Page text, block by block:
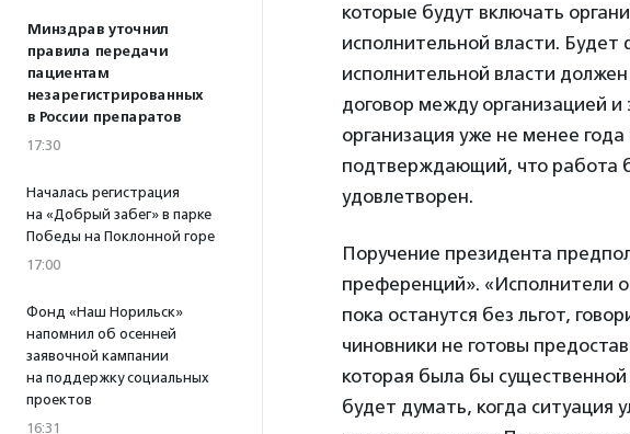
Минздрав уточнил
правила передачи
пациентам
незарегистрированных
в России препаратов
17:30
Началась регистрация
на «Добрый забег» в парке
Победы на Поклонной горе
17:00
Фонд «Наш Норильск»
напомнил об осенней
заявочной кампании
на поддержку социальных
проектов
16:31
которые будут включать
исполнительной власти.
исполнительной власти
договор между организацией
организация уже не менее
подтверждающий, что работа
удовлетворен.
Поручение президента
преференций». «Исполнители
пока останутся без льгот,
чиновники не готовы
которая была бы
будет думать, когда ситуация